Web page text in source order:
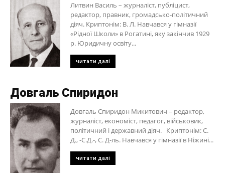
Литвин Василь – журналіст, публіцист,
редактор, правник, громадсько-політичний
діяч. Криптонім: В. Л. Навчався у гімназії
«Рідної Школи» в Рогатині, яку закінчив 1929
р. Юридичну освіту...
читати далі
Довгаль Спиридон
Довгаль Спиридон Микитович – редактор,
журналіст, економіст, педагог, військовик,
політичний і державний діяч. Криптонім: С.
Д., -С.Д.-, С. Д-ль. Навчався у гімназії в Ніжині...
читати далі